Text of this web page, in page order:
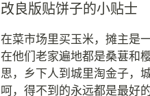
改良版贴饼子的小贴士
在菜市场里买玉米，摊主是
在他们老家遍地都是桑葚和
思，乡下人到城里淘金子，
呵，得不到的永远都是最好的